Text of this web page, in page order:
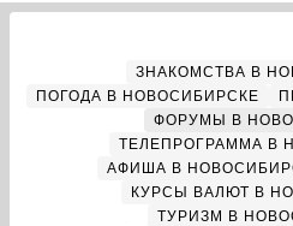
ЗНАКОМСТВА В
ПОГОДА В НОВОСИБИРСКЕ
ФОРУМЫ В
ТЕЛЕПРОГРАММА В
АФИША В
КУРСЫ ВАЛЮТ В
ТУРИЗМ В